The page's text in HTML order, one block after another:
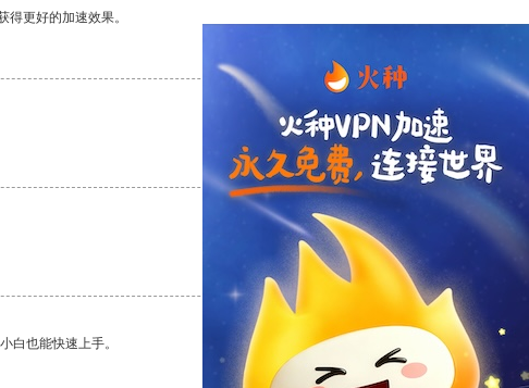
更好的加速效果。
支持 [0] 反对[0]
支持[0] 反对
白也能快速上手。
支持[0] 反对[0]